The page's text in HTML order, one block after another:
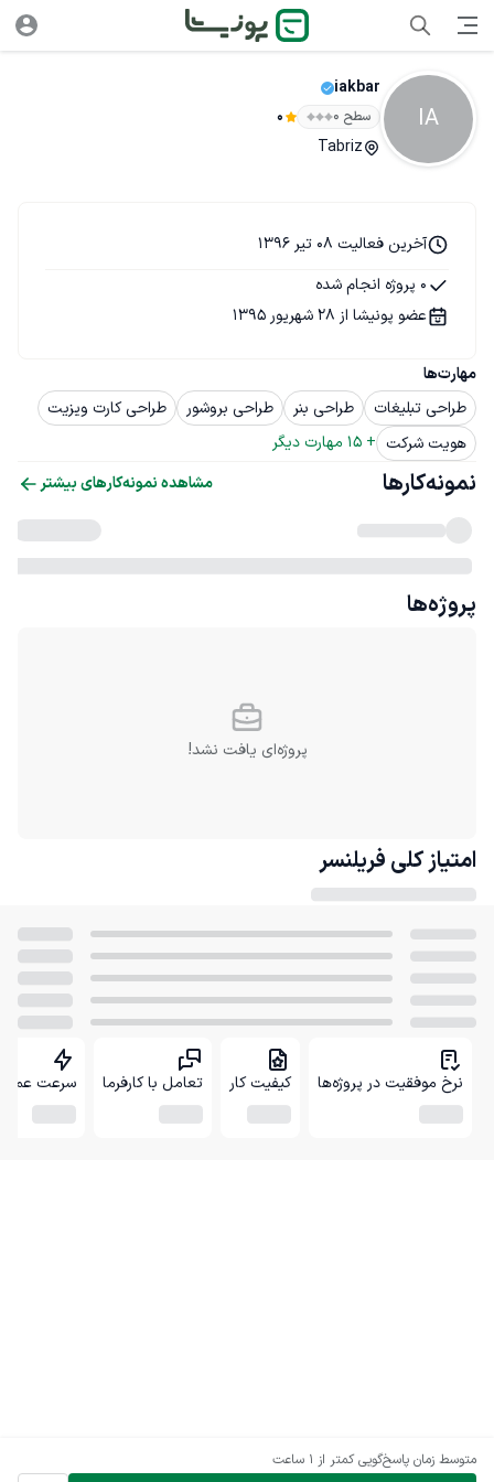
IA
iakbar
سطح ۰ 0
Tabriz
متوسط زمان پاسخ‌گویی کمتر از 1 ساعت
مهارت‌ها
طراحی تبلیغات
طراحی بنر طراحی بروشور
طراحی کارت ویزیت
هویت شرکت +
15 مهارت دیگر
آخرین فعالیت 08 تیر 1396
0 پروژه انجام شده
عضو پونیشا از 28 شهریور 1395
نمونه‌کارها مشاهده نمونه‌کارهای بیشتر
پروژه‌ها
پروژه‌ای یافت نشد!
امتیاز کلی فریلنسر
نرخ موفقیت در پروژه‌ها کیفیت کار تعامل با کارفرما سرعت عمل